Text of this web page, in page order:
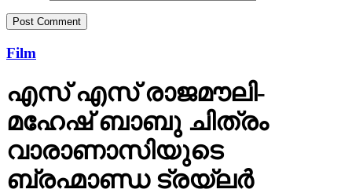
Film
എസ് എസ് രാജമൗലി-
മഹേഷ് ബാബു ചിത്രം
വാരാണാസിയുടെ
ബ്രഹ്മാണ്ഡ ട്രയ്ലർ